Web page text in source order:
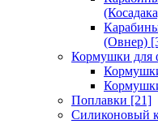
(Овнер)
Кормушки для
Поплавки [21]
Силиконовый